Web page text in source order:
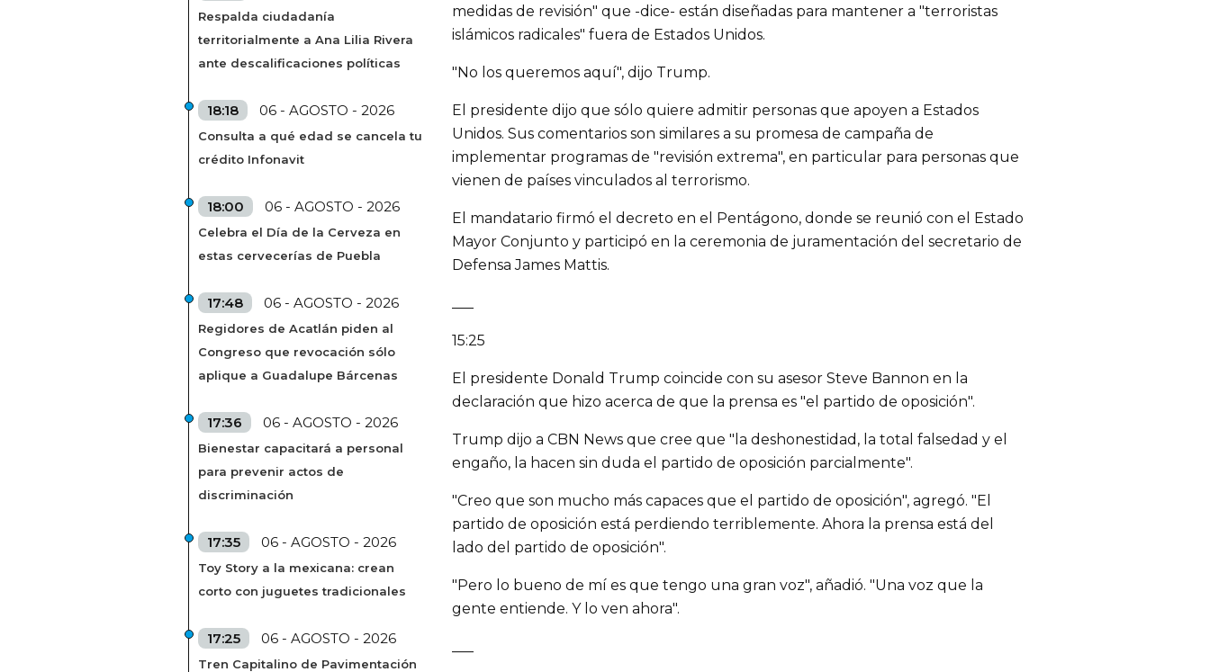
Respalda ciudadanía
territorialmente a Ana Lilia Rivera
ante descalificaciones políticas
18:18 06 - AGOSTO - 2026
Consulta a qué edad se cancela tu
crédito Infonavit
18:00 06 - AGOSTO - 2026
Celebra el Día de la Cerveza en
estas cervecerías de Puebla
17:48 06 - AGOSTO - 2026
Regidores de Acatlán piden al
Congreso que revocación sólo
aplique a Guadalupe Bárcenas
17:36 06 - AGOSTO - 2026
Bienestar capacitará a personal
para prevenir actos de
discriminación
17:35 06 - AGOSTO - 2026
Toy Story a la mexicana: crean
corto con juguetes tradicionales
17:25 06 - AGOSTO - 2026
Tren Capitalino de Pavimentación
medidas de revisión" que -dice- están diseñadas para mantener a "terroristas
islámicos radicales" fuera de Estados Unidos.
"No los queremos aquí", dijo Trump.
El presidente dijo que sólo quiere admitir personas que apoyen a Estados
Unidos. Sus comentarios son similares a su promesa de campaña de
implementar programas de "revisión extrema", en particular para personas que
vienen de países vinculados al terrorismo.
El mandatario firmó el decreto en el Pentágono, donde se reunió con el Estado
Mayor Conjunto y participó en la ceremonia de juramentación del secretario de
Defensa James Mattis.
15:25
El presidente Donald Trump coincide con su asesor Steve Bannon en la
declaración que hizo acerca de que la prensa es "el partido de oposición".
Trump dijo a CBN News que cree que "la deshonestidad, la total falsedad y el
engaño, la hacen sin duda el partido de oposición parcialmente".
"Creo que son mucho más capaces que el partido de oposición", agregó. "El
partido de oposición está perdiendo terriblemente. Ahora la prensa está del
lado del partido de oposición".
"Pero lo bueno de mí es que tengo una gran voz", añadió. "Una voz que la
gente entiende. Y lo ven ahora".